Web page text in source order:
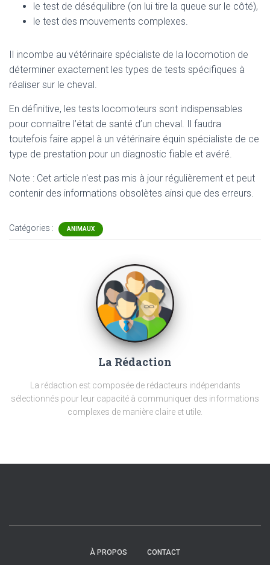
le test de déséquilibre (on lui tire la queue sur le côté),
le test des mouvements complexes.
Il incombe au vétérinaire spécialiste de la locomotion de
déterminer exactement les types de tests spécifiques à
réaliser sur le cheval.
En définitive, les tests locomoteurs sont indispensables
pour connaître l’état de santé d’un cheval. Il faudra
toutefois faire appel à un vétérinaire équin spécialiste de ce
type de prestation pour un diagnostic fiable et avéré.
Note : Cet article n'est pas mis à jour régulièrement et peut
contenir des informations obsolètes ainsi que des erreurs.
Catégories : ANIMAUX
La Rédaction
La rédaction est composée de rédacteurs indépendants
sélectionnés pour leur capacité à communiquer des informations
complexes de manière claire et utile.
À PROPOS CONTACT